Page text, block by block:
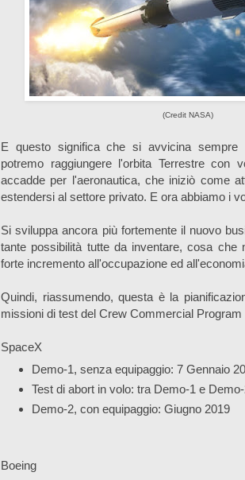
(Credit NASA)
E questo significa che si avvicina
potremo raggiungere l'orbita Terrestre con
accadde per l'aeronautica, che iniziò come
estendersi al settore privato. E ora abbiamo i
Si sviluppa ancora più fortemente il nuovo
tante possibilità tutte da inventare, cosa che
forte incremento all'occupazione ed
Quindi, riassumendo, questa è la
missioni di test del Crew Commercial Program
SpaceX
Demo-1, senza equipaggio: 7 Gennaio
Test di abort in volo: tra Demo-1 e
Demo-2, con equipaggio: Giugno 2019
Boeing